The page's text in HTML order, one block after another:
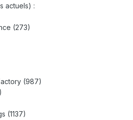
actuels) :
(273)
(987)
(1137)